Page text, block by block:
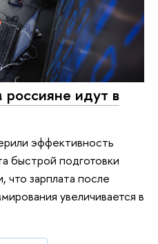
идут в
эффективность
быстрой подготовки
что зарплата после
увеличивается в